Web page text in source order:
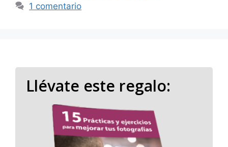
1 comentario
Llévate este regalo: